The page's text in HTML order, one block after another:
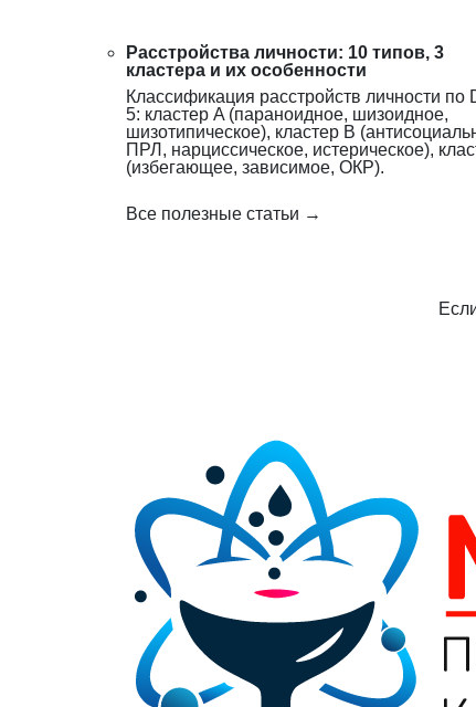
Расстройства личности: 10 типов, 3
кластера и их особенности
Классификация расстройств личности по
5: кластер A (параноидное, шизоидное,
шизотипическое), кластер B
ПРЛ, нарциссическое, истерическое),
(избегающее, зависимое, ОКР).
Все полезные статьи →